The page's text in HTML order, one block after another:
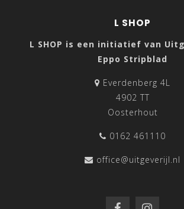
L SHOP
L SHOP is een initiatief van
Eppo Stripblad
Everdenberg 4L
4902 TT
Oosterhout
0162 461110
office@uitgeverijl.nl